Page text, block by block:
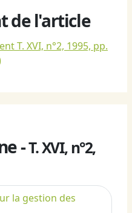
de l'article
T. XVI, n°2, 1995, pp.
-T. XVI, n°2,
la gestion des